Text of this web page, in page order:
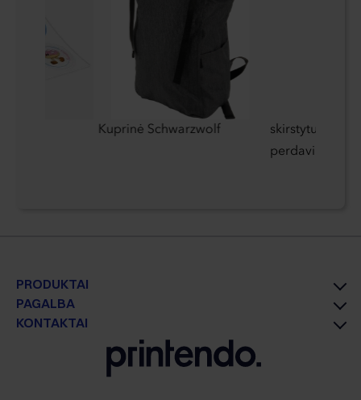
Kuprinė Schwarzwolf
skirstytuvas su
perdavimo
PRODUKTAI
PAGALBA
KONTAKTAI